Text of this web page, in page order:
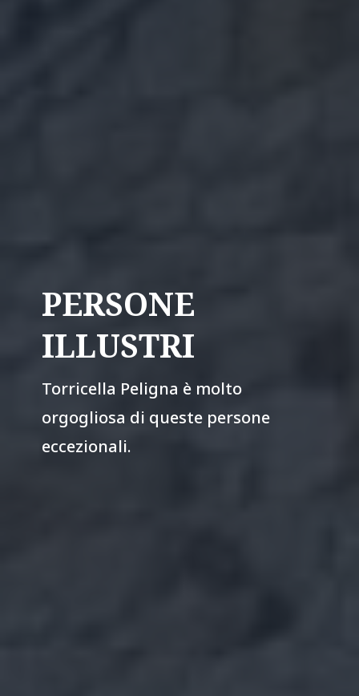
PERSONE
ILLUSTRI
Torricella Peligna è molto
orgogliosa di queste persone
eccezionali.